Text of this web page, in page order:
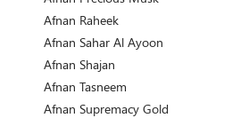
Afnan Raheek
Afnan Sahar Al Ayoon
Afnan Shajan
Afnan Tasneem
Afnan Supremacy Gold